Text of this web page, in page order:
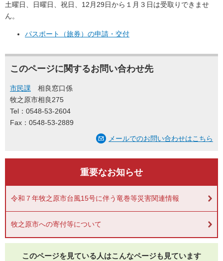
土曜日、日曜日、祝日、12月29日から１月３日は受取りできませ
ん。
パスポート（旅券）の申請・交付
このページに関するお問い合わせ先
市民課
相良窓口係
牧之原市相良275
Tel：0548-53-2604
Fax：0548-53-2889
メールでのお問い合わせはこちら
重要なお知らせ
令和７年牧之原市台風15号に伴う竜巻等災害関連情報
牧之原市への寄付等について
このページを見ている人はこんなページも見ています